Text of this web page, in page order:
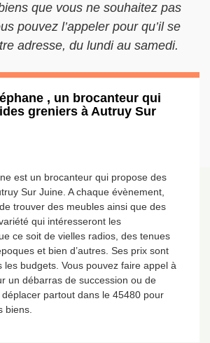
que vous ne souhaitez pas
pouvez l’appeler pour qu’il se
adresse, du lundi au samedi.
, un brocanteur qui
greniers à Autruy Sur
est un brocanteur qui propose des
Sur Juine. A chaque évènement,
trouver des meubles ainsi que des
qui intéresseront les
ce soit de vielles radios, des tenues
et bien d’autres. Ses prix sont
les budgets. Vous pouvez faire appel à
un débarras de succession ou de
partout dans le 45480 pour
biens.